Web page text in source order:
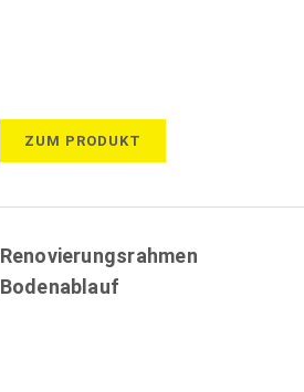
ZUM PRODUKT
Renovierungsrahmen
Bodenablauf